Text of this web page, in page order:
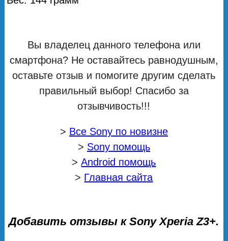
Вы владелец данного телефона или
смартфона? Не оставайтесь равнодушным,
оставьте отзыв и помогите другим сделать
правильный выбор! Спасибо за
отзывчивость!!!
> Все Sony по новизне
> Sony помощь
>Android помощь
> Главная сайта
Добавить отзывы к Sony Xperia Z3+.